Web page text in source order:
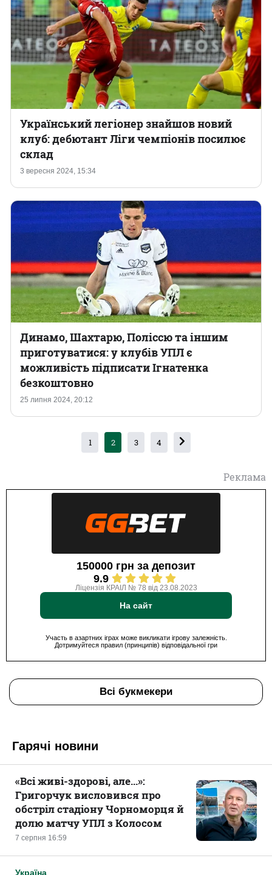
3 вересня 2024, 15:34
Український легіонер знайшов новий
клуб: дебютант Ліги чемпіонів посилює
склад
25 липня 2024, 20:12
Динамо, Шахтарю, Поліссю та іншим
приготуватися: у клубів УПЛ є
можливість підписати Ігнатенка
безкоштовно
1 2 3 4
Реклама
150000 грн за депозит
9.9
Ліцензія КРАІЛ № 78 від 23.08.2023
На сайт
Участь в азартних іграх може викликати ігрову залежність.
Дотримуйтеся правил (принципів) відповідальної гри
Всі букмекери
Гарячі новини
7 серпня 16:59
«Всі живі-здорові, але...»:
Григорчук висловився про
обстріл стадіону Чорноморця й
долю матчу УПЛ з Колосом
Україна